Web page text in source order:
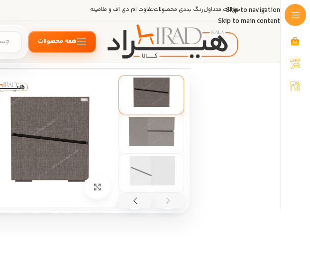
Skip to navigation
Skip to main content
سوالات متداولرنگ بندی محصولاتتفاوت ام دی اف و ملامینه
همه محصولات
خانه/دکوراسیون منزل/
/پاتختی/میز پاتختی هیراد مدل PT114